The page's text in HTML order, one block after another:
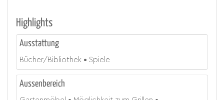
Highlights
Ausstattung
Bücher/Bibliothek Spiele
Aussenbereich